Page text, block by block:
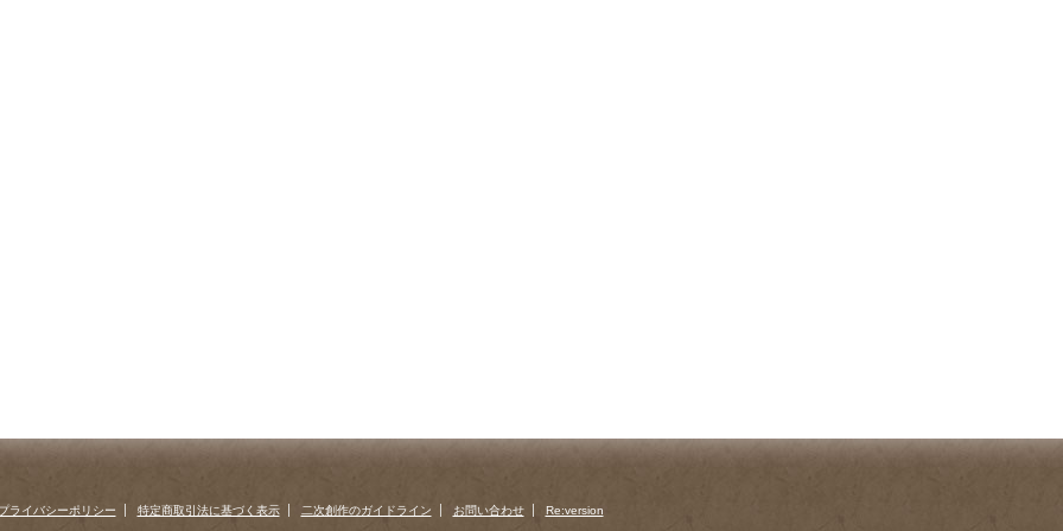
ライバシーポリシー 特定商取引法に基づく表示 二次創作のガイドライン お問い合わせ Re:version